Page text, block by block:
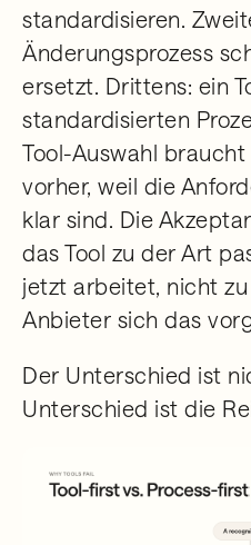
standardisieren.
Änderungsprozess
ersetzt. Drittens: ein
standardisierten
Tool-Auswahl
vorher, weil die
klar sind. Die
das Tool zu der Art
jetzt arbeitet, nicht
Anbieter sich das
Der Unterschied ist
Unterschied ist die